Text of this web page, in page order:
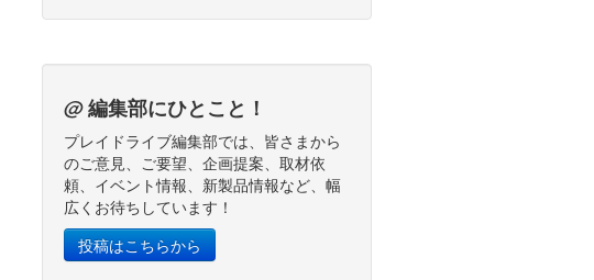
@編集部にひとこと！
プレイドライブ編集部では、皆さまから
のご意見、ご要望、企画提案、取材依
頼、イベント情報、新製品情報など、幅
広くお待ちしています！
投稿はこちらから